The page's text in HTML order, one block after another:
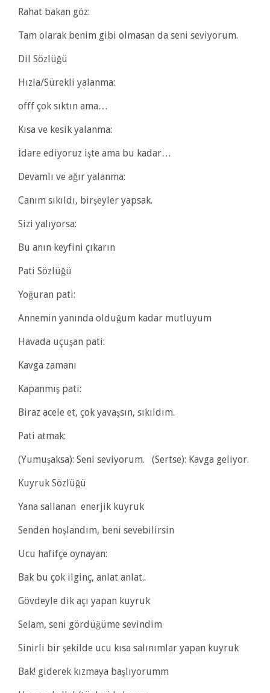
Rahat bakan göz:
Tam olarak benim gibi olmasan da seni seviyorum.
Dil Sözlüğü
Hızla/Sürekli yalanma:
offf çok sıktın ama…
Kısa ve kesik yalanma:
İdare ediyoruz işte ama bu kadar…
Devamlı ve ağır yalanma:
Canım sıkıldı, birşeyler yapsak.
Sizi yalıyorsa:
Bu anın keyfini çıkarın
Pati Sözlüğü
Yoğuran pati:
Annemin yanında olduğum kadar mutluyum
Havada uçuşan pati:
Kavga zamanı
Kapanmış pati:
Biraz acele et, çok yavaşsın, sıkıldım.
Pati atmak:
(Yumuşaksa): Seni seviyorum. (Sertse): Kavga geliyor.
Kuyruk Sözlüğü
Yana sallanan enerjik kuyruk
Senden hoşlandım, beni sevebilirsin
Ucu hafifçe oynayan:
Bak bu çok ilginç, anlat anlat..
Gövdeyle dik açı yapan kuyruk
Selam, seni gördüğüme sevindim
Sinirli bir şekilde ucu kısa salınımlar yapan kuyruk
Bak! giderek kızmaya başlıyorumm